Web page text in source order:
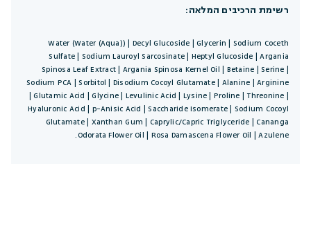
רשימת הרכיבים המלאה:
Water (Water (Aqua)) | Decyl Glucoside | Glycerin | Sodium Coceth
Sulfate | Sodium Lauroyl Sarcosinate | Heptyl Glucoside | Argania
Spinosa Leaf Extract | Argania Spinosa Kernel Oil | Betaine | Serine |
Sodium PCA | Sorbitol | Disodium Cocoyl Glutamate | Alanine | Arginine
| Glutamic Acid | Glycine | Levulinic Acid | Lysine | Proline | Threonine |
Hyaluronic Acid | p-Anisic Acid | Saccharide Isomerate | Sodium Cocoyl
Glutamate | Xanthan Gum | Caprylic/Capric Triglyceride | Cananga
Odorata Flower Oil | Rosa Damascena Flower Oil | Azulene.